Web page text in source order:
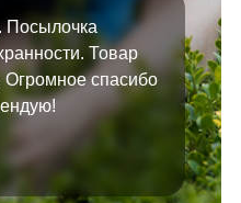
Посылочка
Товар
Огромное спасибо